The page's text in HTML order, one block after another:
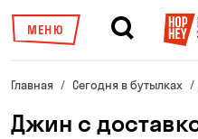
МЕНЮ
Главная Сегодня в бутылках
Джин с